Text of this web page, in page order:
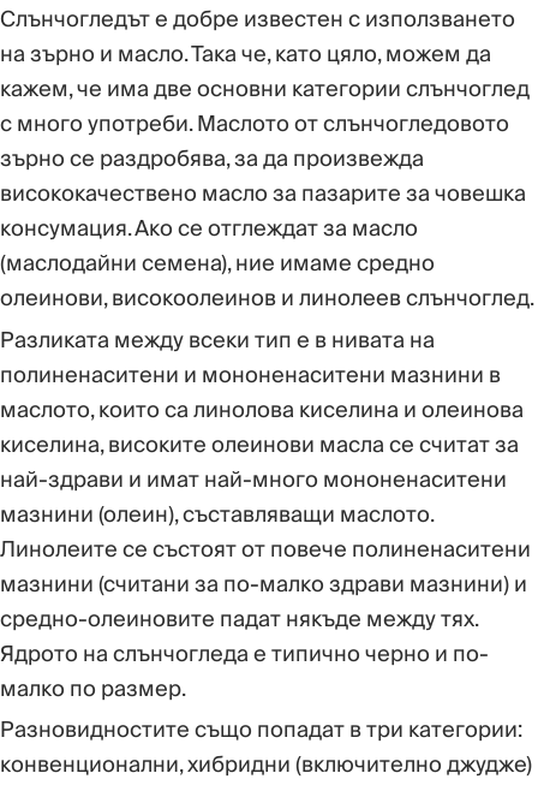
Слънчогледът е добре известен с използването
на зърно и масло. Така че, като цяло, можем да
кажем, че има две основни категории слънчоглед
с много употреби. Маслото от слънчогледовото
зърно се раздробява, за да произвежда
висококачествено масло за пазарите за човешка
консумация. Ако се отглеждат за масло
(маслодайни семена), ние имаме средно
олеинови, високоолеинов и линолеев слънчоглед.
Разликата между всеки тип е в нивата на
полиненаситени и мононенаситени мазнини в
маслото, които са линолова киселина и олеинова
киселина, високите олеинови масла се считат за
най-здрави и имат най-много мононенаситени
мазнини (олеин), съставляващи маслото.
Линолеите се състоят от повече полиненаситени
мазнини (считани за по-малко здрави мазнини) и
средно-олеиновите падат някъде между тях.
Ядрото на слънчогледа е типично черно и по-
малко по размер.
Разновидностите също попадат в три категории:
конвенционални, хибридни (включително джудже)